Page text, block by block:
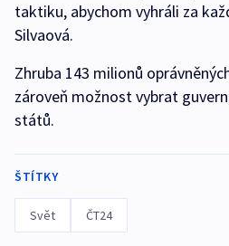
taktiku, abychom vyhráli za
Silvaová.
Zhruba 143 milionů
zároveň možnost vybrat
států.
ŠTÍTKY
Svět ČT24